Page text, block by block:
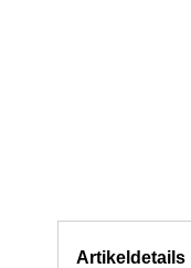
Artikeldetails